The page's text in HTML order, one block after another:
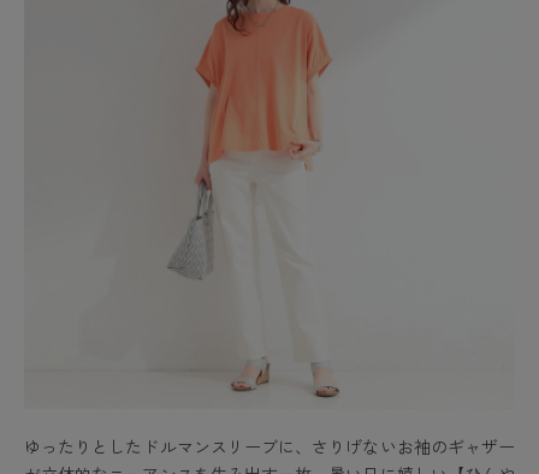
ゆったりとしたドルマンスリーブに、さりげないお袖のギャザー